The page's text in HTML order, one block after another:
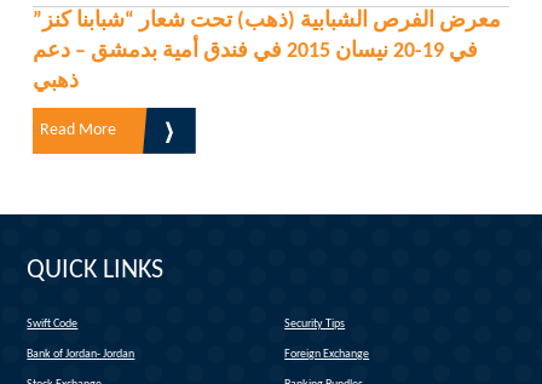
معرض الفرص الشبابية (ذهب) تحت شعار “شبابنا كنز”
في 19-20 نيسان 2015 في فندق أمية بدمشق – دعم
ذهبي
Read More
QUICK LINKS
Swift Code Security Tips
Bank of Jordan- Jordan Foreign Exchange